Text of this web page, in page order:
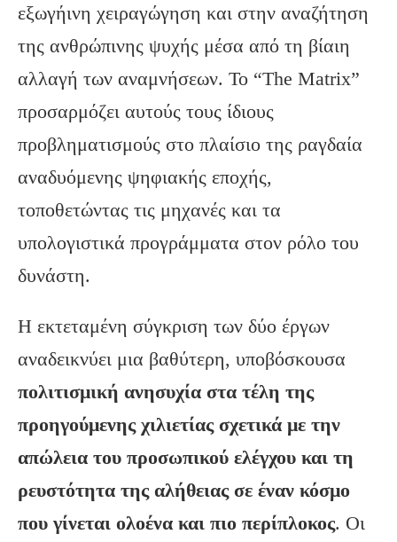
εξωγήινη χειραγώγηση και στην αναζήτηση
της ανθρώπινης ψυχής μέσα από τη βίαιη
αλλαγή των αναμνήσεων. Το “The Matrix”
προσαρμόζει αυτούς τους ίδιους
προβληματισμούς στο πλαίσιο της ραγδαία
αναδυόμενης ψηφιακής εποχής,
τοποθετώντας τις μηχανές και τα
υπολογιστικά προγράμματα στον ρόλο του
δυνάστη.
Η εκτεταμένη σύγκριση των δύο έργων
αναδεικνύει μια βαθύτερη, υποβόσκουσα
πολιτισμική ανησυχία στα τέλη της
προηγούμενης χιλιετίας σχετικά με την
απώλεια του προσωπικού ελέγχου και τη
ρευστότητα της αλήθειας σε έναν κόσμο
που γίνεται ολοένα και πιο περίπλοκος. Οι